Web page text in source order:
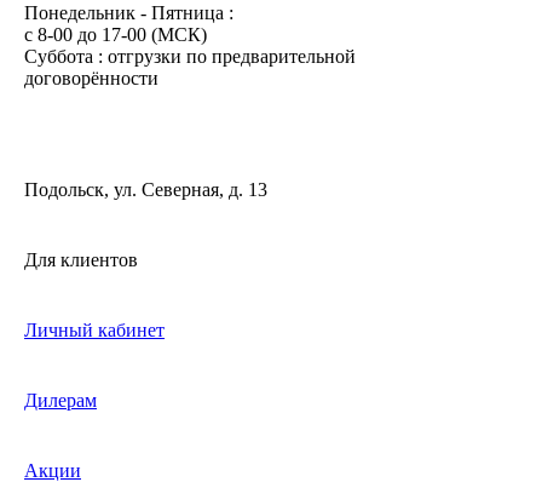
Понедельник - Пятница :
c 8-00 до 17-00 (МСК)
Суббота : отгрузки по предварительной
договорённости
Подольск, ул. Северная, д. 13
Для клиентов
Личный кабинет
Дилерам
Акции